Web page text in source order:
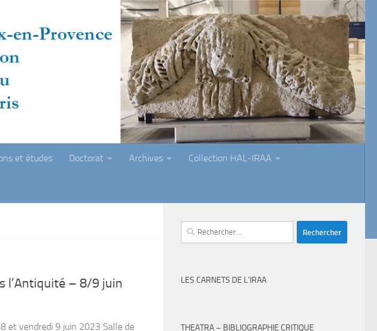
et études Doctorat Archives Collection HAL-IRAA
l’Antiquité – 8/9 juin
8 et vendredi 9 juin 2023 Salle de
Rechercher :
LES CARNETS DE L’IRAA
THEATRA – BIBLIOGRAPHIE CRITIQUE